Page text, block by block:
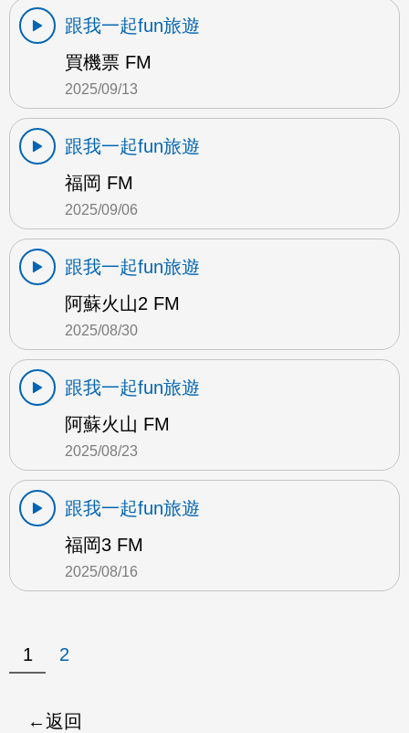
跟我一起fun旅遊
買機票 FM
2025/09/13
跟我一起fun旅遊
福岡 FM
2025/09/06
跟我一起fun旅遊
阿蘇火山2 FM
2025/08/30
跟我一起fun旅遊
阿蘇火山 FM
2025/08/23
跟我一起fun旅遊
福岡3 FM
2025/08/16
1 2
返回